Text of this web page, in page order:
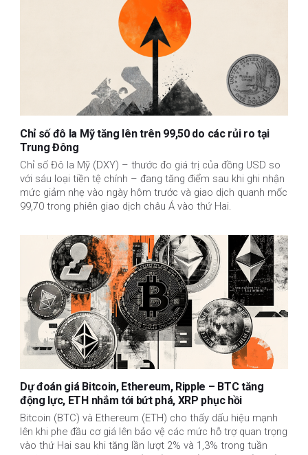
Chỉ số đô la Mỹ tăng lên trên 99,50 do các rủi ro tại
Trung Đông
Chỉ số Đô la Mỹ (DXY) – thước đo giá trị của đồng USD so
với sáu loại tiền tệ chính – đang tăng điểm sau khi ghi nhận
mức giảm nhẹ vào ngày hôm trước và giao dịch quanh mốc
99,70 trong phiên giao dịch châu Á vào thứ Hai.
Dự đoán giá Bitcoin, Ethereum, Ripple – BTC tăng
động lực, ETH nhắm tới bứt phá, XRP phục hồi
Bitcoin (BTC) và Ethereum (ETH) cho thấy dấu hiệu mạnh
lên khi phe đầu cơ giá lên bảo vệ các mức hỗ trợ quan trọng
vào thứ Hai sau khi tăng lần lượt 2% và 1,3% trong tuần